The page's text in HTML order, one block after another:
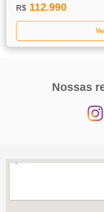
R$ 112.990
Nossas